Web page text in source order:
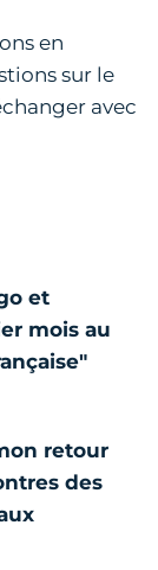
en
sur le
avec
et
mois au
retour
des